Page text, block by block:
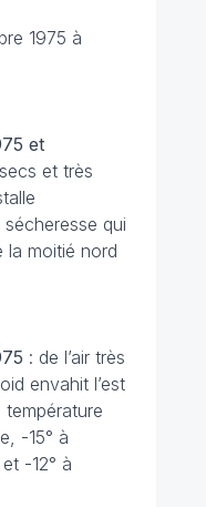
1975 à
et
et très
qui
la moitié nord
: de l’air très
envahit l’est
-15° à
-12° à